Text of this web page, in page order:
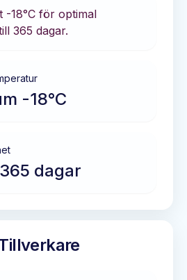
-18°C för optimal
365 dagar.
-18°C
dagar